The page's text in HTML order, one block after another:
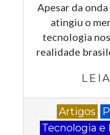
Apesar da
atingiu o
tecnologia
realidade
Artigos
Tecnologia e